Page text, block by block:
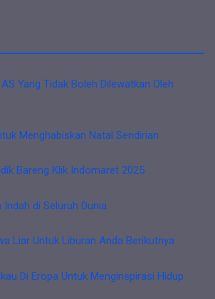
Yang Tidak Boleh Dilewatkan Oleh
Menghabiskan Natal Sendirian
Bareng Klik Indomaret 2025
di Seluruh Dunia
Liar Untuk Liburan Anda Berikutnya
Di Eropa Untuk Menginspirasi Hidup